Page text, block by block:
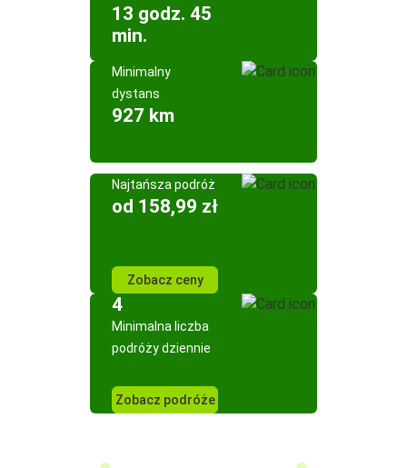
13 godz. 45
min.
Minimalny
dystans
927 km
Najtańsza podróż
od 158,99 zł
Zobacz ceny
4
Minimalna liczba
podróży dziennie
Zobacz podróże